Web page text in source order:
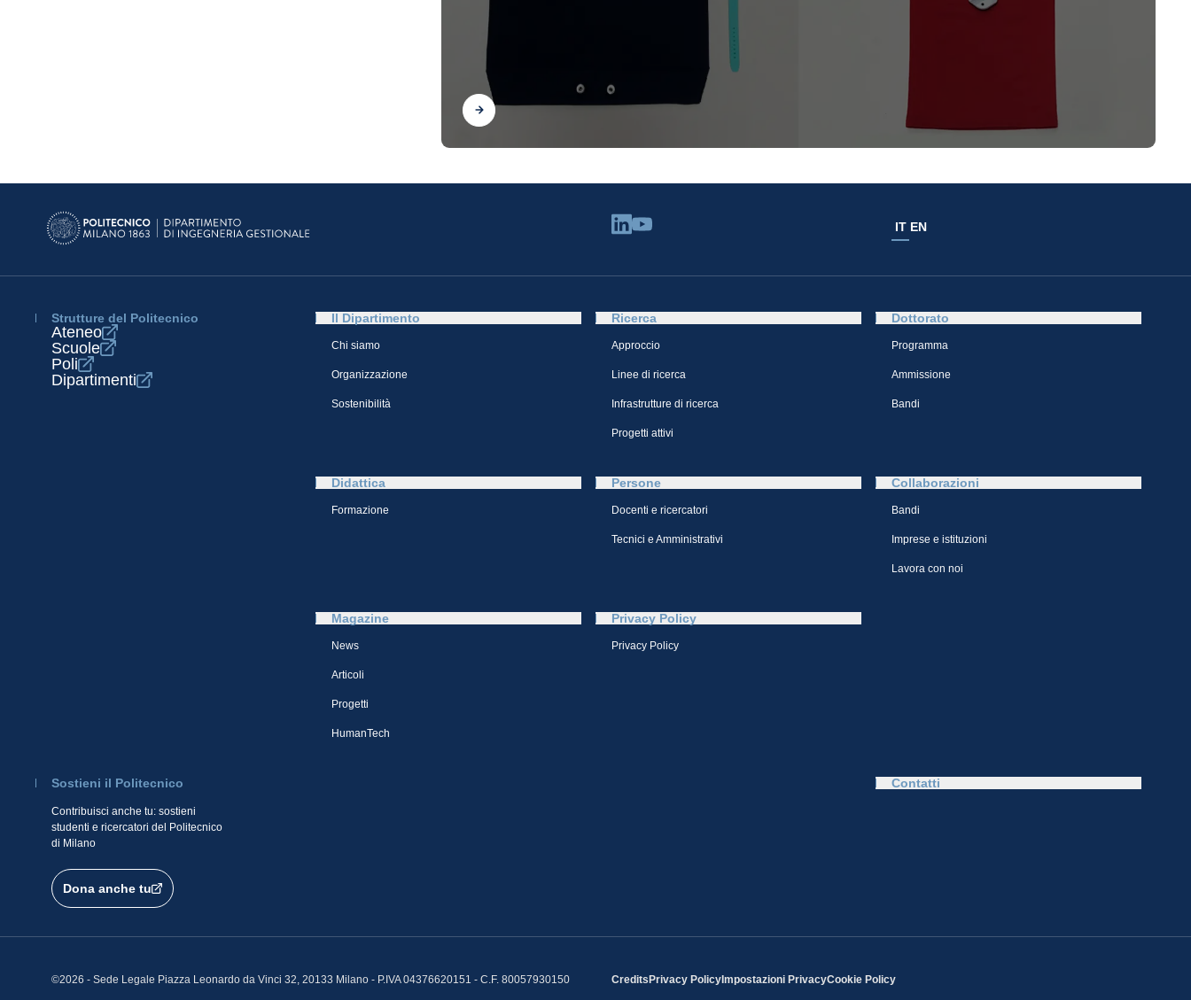
Scopri
IT EN
Strutture del Politecnico
Ateneo
Scuole
Poli
Dipartimenti
Il Dipartimento
Chi siamo
Organizzazione
Sostenibilità
Ricerca
Approccio
Linee di ricerca
Infrastrutture di ricerca
Progetti attivi
Dottorato
Programma
Ammissione
Bandi
Didattica
Formazione
Persone
Docenti e ricercatori
Tecnici e Amministrativi
Collaborazioni
Bandi
Imprese e istituzioni
Lavora con noi
Magazine
News
Articoli
Progetti
HumanTech
Privacy Policy
Privacy Policy
Sostieni il Politecnico
Contribuisci anche tu: sostieni
studenti e ricercatori del Politecnico
di Milano
Dona anche tu
Contatti
©2026 - Sede Legale Piazza Leonardo da Vinci 32, 20133 Milano - P.IVA 04376620151 - C.F. 80057930150 CreditsPrivacy PolicyImpostazioni PrivacyCookie Policy